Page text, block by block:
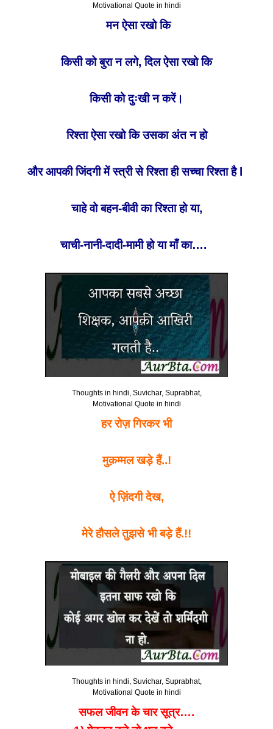
Motivational Quote in hindi
मन ऐसा रखो कि
किसी को बुरा न लगे, दिल ऐसा रखो कि
किसी को दुःखी न करें।
रिश्ता ऐसा रखो कि उसका अंत न हो
और आपकी जिंदगी में स्त्री से रिश्ता ही सच्चा रिश्ता है l
चाहे वो बहन-बीवी का रिश्ता हो या,
चाची-नानी-दादी-मामी हो या माँ का….
Thoughts in hindi, Suvichar, Suprabhat,
Motivational Quote in hindi
हर रोज़ गिरकर भी
मुक़म्मल खड़े हैं..!
ऐ ज़िंदगी देख,
मेरे हौसले तुझसे भी बड़े हैं.!!
Thoughts in hindi, Suvichar, Suprabhat,
Motivational Quote in hindi
सफल जीवन के चार सूत्र….